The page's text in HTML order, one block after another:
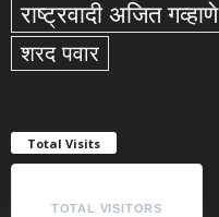
राष्ट्रवादी अजित गव्हाणे
शरद पवार
Total Visits
TOTAL VISITORS